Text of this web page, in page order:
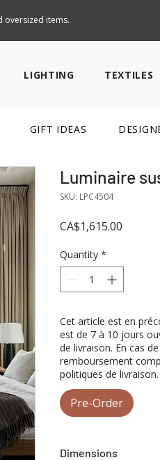
items.
LIGHTING TEXTILES
GIFT IDEAS
Luminaire
SKU: LPC4504
CA$1,615.00
Quantity *
Cet article est en
est de 7 à 10 jours
de livraison. En cas
remboursement
politiques de livraison.
Pre-Order
Dimensions